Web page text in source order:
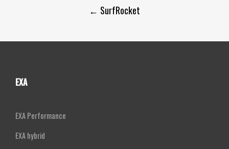
← SurfRocket
EXA
EXA Performance
EXA hybrid